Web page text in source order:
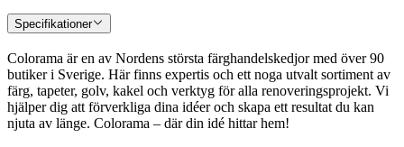
Specifikationer
Colorama är en av Nordens största färghandelskedjor med över 90
butiker i Sverige. Här finns expertis och ett noga utvalt sortiment av
färg, tapeter, golv, kakel och verktyg för alla renoveringsprojekt. Vi
hjälper dig att förverkliga dina idéer och skapa ett resultat du kan
njuta av länge. Colorama – där din idé hittar hem!